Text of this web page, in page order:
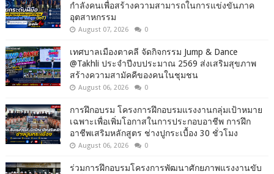
กำลังคนเพื่อสร้างความสามารถในการแข่งขันภาค
อุตสาหกรรม
August 07, 2026 0
เทศบาลเมืองตาคลี จัดกิจกรรม Jump & Dance
@Takhli ประจำปีงบประมาณ 2569 ส่งเสริมสุขภาพ
สร้างความสามัคคีของคนในชุมชน
August 06, 2026 0
การฝึกอบรม โครงการฝึกอบรมแรงงานกลุ่มเป้าหมาย
เฉพาะเพื่อเพิ่มโอกาสในการประกอบอาชีพ การฝึก
อาชีพเสริมหลักสูตร ช่างปูกระเบื้อง 30 ชั่วโมง
August 06, 2026 0
ร่วมการฝึกอบรมโครงการพัฒนาศักยภาพแรงงานขับ